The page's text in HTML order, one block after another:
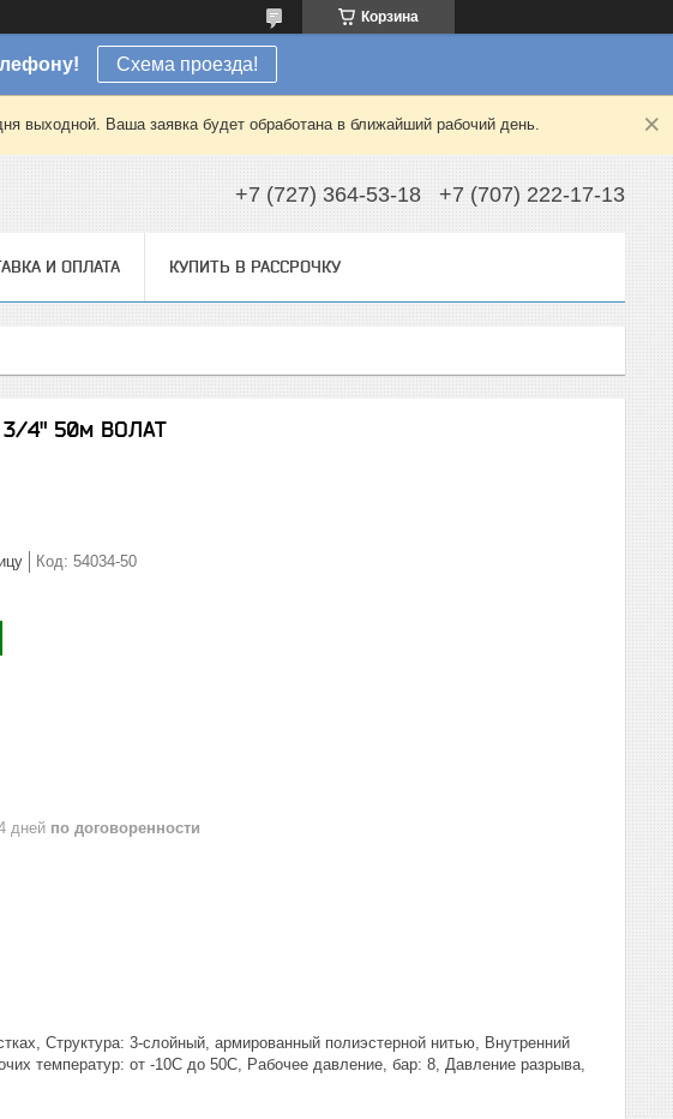
Корзина
Схема проезда!
выходной. Ваша заявка будет обработана в ближайший рабочий день.
+7 (727) 364-53-18 +7 (707) 222-17-13
И ОПЛАТА КУПИТЬ В РАССРОЧКУ
3/4" 50м ВОЛАТ
Код: 54034-50
дней по договоренности
Структура: 3-слойный, армированный полиэстерной нитью, Внутренний
температур: от -10C до 50C, Рабочее давление, бар: 8, Давление разрыва,